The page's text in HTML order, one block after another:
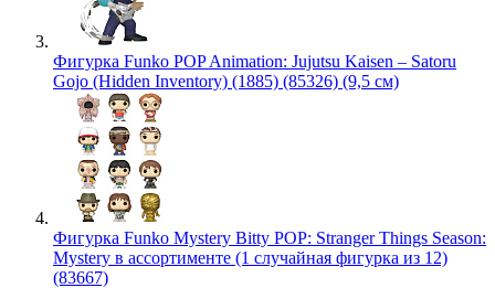
Фигурка Funko POP Animation: Jujutsu Kaisen – Satoru
Gojo (Hidden Inventory) (1885) (85326) (9,5 см)
Фигурка Funko Mystery Bitty POP: Stranger Things Season:
Mystery в ассортименте (1 случайная фигурка из 12)
(83667)